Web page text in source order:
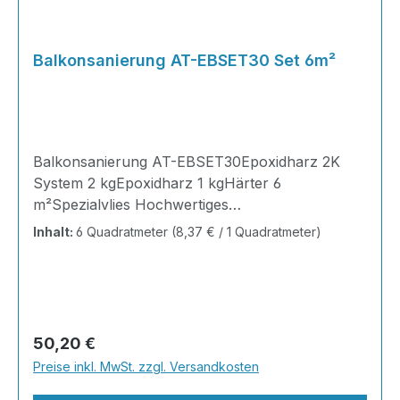
Balkonsanierung AT-EBSET30 Set 6m²
Balkonsanierung AT-EBSET30Epoxidharz 2K
System 2 kgEpoxidharz 1 kgHärter 6
m²Spezialvlies Hochwertiges
Balkonsanierungssystem aus Epoxidharz mit
Eigenschaften ✓ Sehr gute
Beschichtungseigenschaften✓ Lösemittelfrei ✓
Haftet fest auf vorbereitetem Untergrund✓
Inhalt: 6 Quadratmeter (8,37 € / 1 Quadratmeter)
Regulärer Preis:
50,20 €
Preise inkl. MwSt. zzgl. Versandkosten